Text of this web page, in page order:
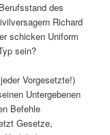
des
Richard
schicken Uniform
sein?
Vorgesetzte!)
Untergebenen
Befehle
Gesetze,